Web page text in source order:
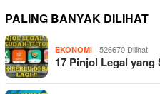
PALING BANYAK DILIHAT
EKONOMI 526670 Dilihat
17 Pinjol Legal